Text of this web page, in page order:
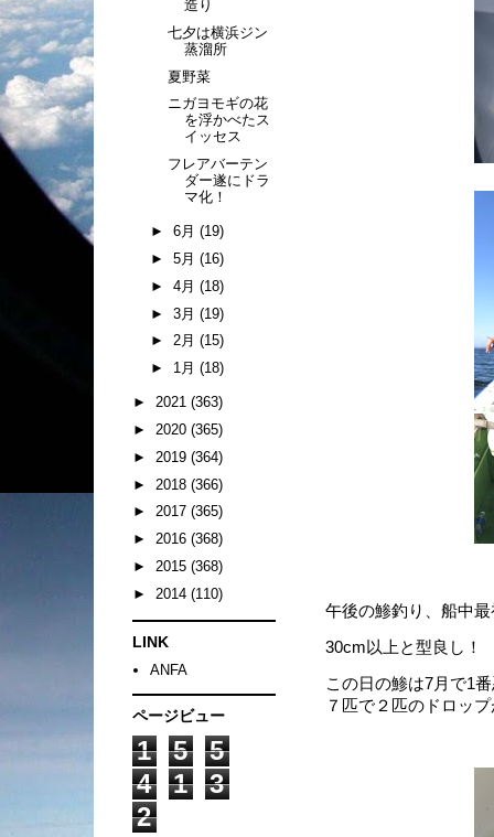
午後の鯵釣り、船中
30cm以上と型良し！
この日の鯵は7月で1
７匹で２匹のドロッ
造り
七夕は横浜ジン
蒸溜所
夏野菜
ニガヨモギの花
を浮かべたス
イッセス
フレアバーテン
ダー遂にドラ
マ化！
► 6月 (19)
► 5月 (16)
► 4月 (18)
► 3月 (19)
► 2月 (15)
► 1月 (18)
► 2021 (363)
► 2020 (365)
► 2019 (364)
► 2018 (366)
► 2017 (365)
► 2016 (368)
► 2015 (368)
► 2014 (110)
LINK
ANFA
ページビュー
1 5
5
4
1
3
2